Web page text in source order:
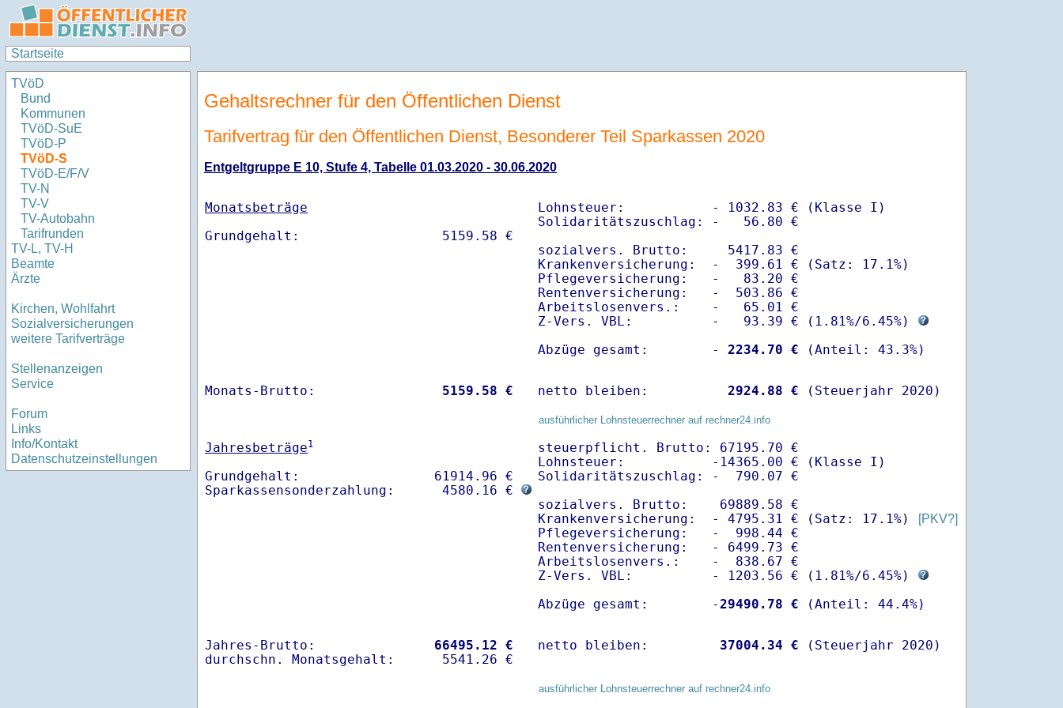
Startseite
TVöD
Bund
Kommunen
TVöD-SuE
TVöD-P
TVöD-S
TVöD-E/F/V
TV-N
TV-V
TV-Autobahn
Tarifrunden
TV-L, TV-H
Beamte
Ärzte
Kirchen, Wohlfahrt
Sozialversicherungen
weitere Tarifverträge
Stellenanzeigen
Service
Forum
Links
Info/Kontakt
Datenschutzeinstellungen
Gehaltsrechner für den Öffentlichen Dienst
Tarifvertrag für den Öffentlichen Dienst, Besonderer Teil Sparkassen 2020
Entgeltgruppe E 10, Stufe 4, Tabelle 01.03.2020 - 30.06.2020
Monatsbeträge
Lohnsteuer:           - 1032.83 € (Klasse I)
Solidaritätszuschlag: -   56.80 €
sozialvers. Brutto:     5417.83 €
Krankenversicherung:  -  399.61 € (Satz: 17.1%)
Pflegeversicherung:   -   83.20 €
Rentenversicherung:   -  503.86 €
Arbeitslosenvers.:    -   65.01 €
Z-Vers. VBL:          -   93.39 € ( 1.81%/6.45%)
Abzüge gesamt:        -
2234.70 €
Monats-Brutto: 5159.58 € netto bleiben: 2924.88 € (Steuerjahr 2020)
ausführlicher Lohnsteuerrechner auf rechner24.info
Jahresbeträge1
Grundgehalt:                 61914.96 €
Sparkassensonderzahlung:      4580.16 €
steuerpflicht. Brutto: 67195.70 €
Lohnsteuer:           -14365.00 € (Klasse I)
Solidaritätszuschlag: -  790.07 €
sozialvers. Brutto:    69889.58 €
Krankenversicherung:  - 4795.31 € (Satz: 17.1%)
[PKV?]
Pflegeversicherung:   -  998.44 €
Rentenversicherung:   - 6499.73 €
Arbeitslosenvers.:    -  838.67 €
Z-Vers. VBL:          - 1203.56 € ( 1.81%/6.45%)
Abzüge gesamt:        -29490.78 €
Jahres-Brutto: 66495.12 €
netto bleiben: 37004.34 € (Steuerjahr 2020)
ausführlicher Lohnsteuerrechner auf rechner24.info